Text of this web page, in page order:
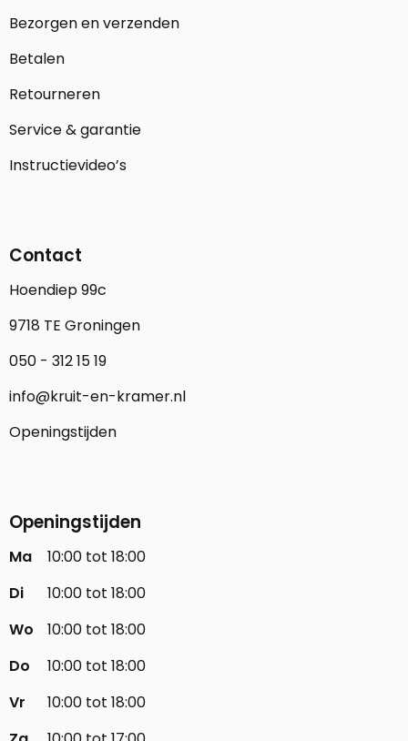
Bezorgen en verzenden
Betalen
Retourneren
Service & garantie
Instructievideo’s
Contact
Hoendiep 99c
9718 TE Groningen
050 - 312 15 19
info@kruit-en-kramer.nl
Openingstijden
Openingstijden
Ma
10:00 tot 18:00
Di
10:00 tot 18:00
Wo
10:00 tot 18:00
Do
10:00 tot 18:00
Vr
10:00 tot 18:00